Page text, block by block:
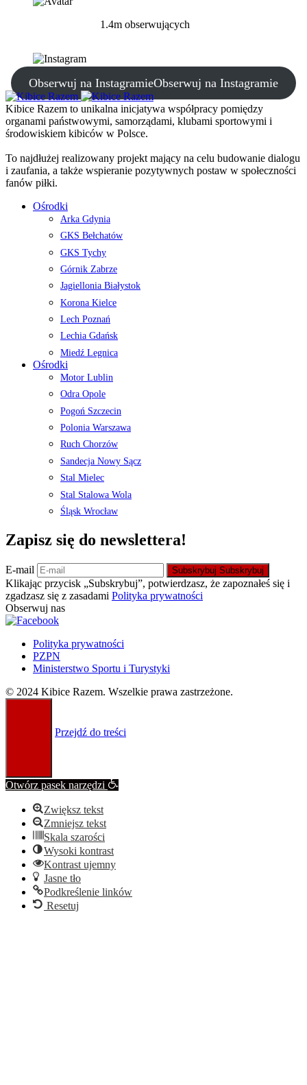
1.4m obserwujących
Obserwuj na InstagramieObserwuj na Instagramie
Kibice Razem to unikalna inicjatywa współpracy pomiędzy
organami państwowymi, samorządami, klubami sportowymi i
środowiskiem kibiców w Polsce.
To najdłużej realizowany projekt mający na celu budowanie dialogu
i zaufania, a także wspieranie pozytywnych postaw w społeczności
fanów piłki.
Ośrodki
Arka Gdynia
GKS Bełchatów
GKS Tychy
Górnik Zabrze
Jagiellonia Białystok
Korona Kielce
Lech Poznań
Lechia Gdańsk
Miedź Legnica
Ośrodki
Motor Lublin
Odra Opole
Pogoń Szczecin
Polonia Warszawa
Ruch Chorzów
Sandecja Nowy Sącz
Stal Mielec
Stal Stalowa Wola
Śląsk Wrocław
Zapisz się do newslettera!
E-mail Subskrybuj Subskrybuj
Klikając przycisk „Subskrybuj”, potwierdzasz, że zapoznałeś się i
zgadzasz się z zasadami Polityka prywatności
Obserwuj nas
Polityka prywatności
PZPN
Ministerstwo Sportu i Turystyki
© 2024 Kibice Razem. Wszelkie prawa zastrzeżone.
Przejdź do treści
Otwórz pasek narzędzi
Zwiększ tekst
Zmniejsz tekst
Skala szarości
Wysoki kontrast
Kontrast ujemny
Jasne tło
Podkreślenie linków
Resetuj